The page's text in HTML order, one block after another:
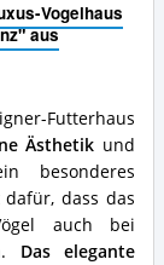
Vogelhaus
aus
Futterhaus
Ästhetik und
besonderes
dass das
auch bei
Das elegante